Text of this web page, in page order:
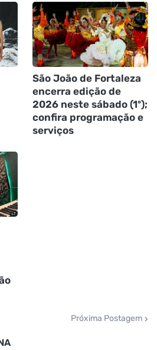
São João de Fortaleza
encerra edição de
2026 neste sábado (1º);
confira programação e
serviços
Próxima Postagem